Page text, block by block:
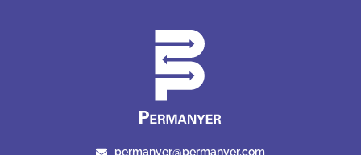
permanyer@permanyer.com